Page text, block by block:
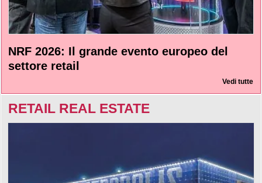
NRF 2026: Il grande evento europeo del
settore retail
Vedi tutte
RETAIL REAL ESTATE